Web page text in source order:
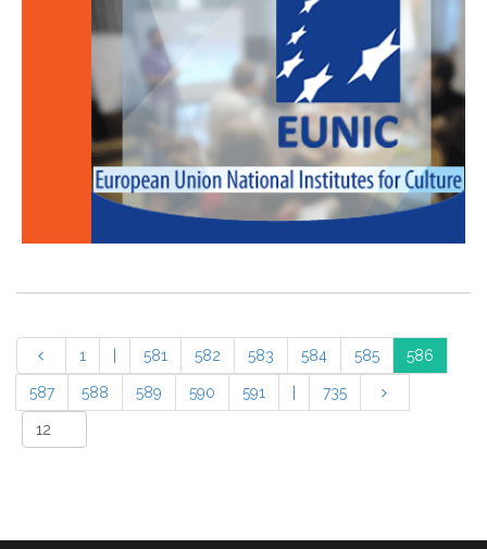
1 581 582 583 584 585 586
587 588 589 590 591 735